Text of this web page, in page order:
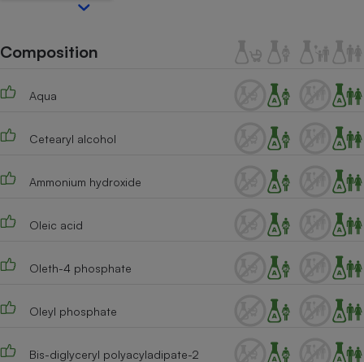
Composition
Aqua
Cetearyl alcohol
Ammonium hydroxide
Oleic acid
Oleth-4 phosphate
Oleyl phosphate
Bis-diglyceryl polyacyladipate-2
Climatiseur -
Ventilateur
Cafetière à expressos
Antivirus
Ventilateur